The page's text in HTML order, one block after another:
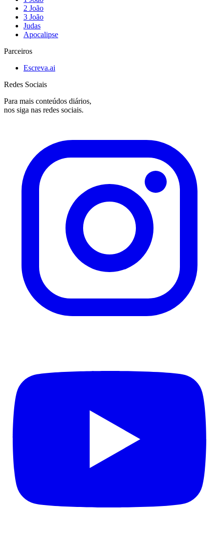
2 João
3 João
Judas
Apocalipse
Parceiros
Escreva.ai
Redes Sociais
Para mais conteúdos diários,
nos siga nas redes sociais.